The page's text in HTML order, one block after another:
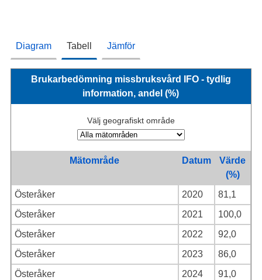
Diagram Tabell Jämför
Brukarbedömning missbruksvård IFO - tydlig
information, andel (%)
Välj geografiskt område
Mätområde Datum
Värde
(%)
Österåker
2020
81,1
Österåker
2021
100,0
Österåker
2022
92,0
Österåker
2023
86,0
Österåker
2024
91,0